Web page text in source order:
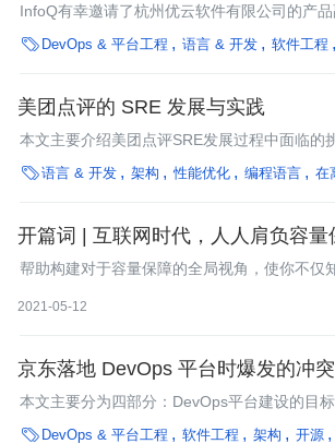
InfoQ有幸邀请了杭州优云软件有限公司的产品
接受我们的采访。谈到对自动化运维未来的展
化运维必然是大势所趋，但是因为相关技术债
呢？本次采访带你了解一二。
 DevOps & 平台工程 语言 & 开发 软件工程
美团点评的 SRE 发展与实践
本文主要介绍美团点评SRE发展过程中面临的
总结了其中的一些实践经验。
语言 & 开发 架构 性能优化 编程语言 在
开篇词 | 互联网时代，人人肩负容量
帮助构建对于容量保障的全局视角，使你不仅
2021-05-12
京东落地 DevOps 平台时爆发的冲
本文主要分为四部分：DevOps平台建设的目标
难；迭代式建设，层层推进；软硬兼施，逐步
 DevOps & 平台工程 软件工程 架构 开源